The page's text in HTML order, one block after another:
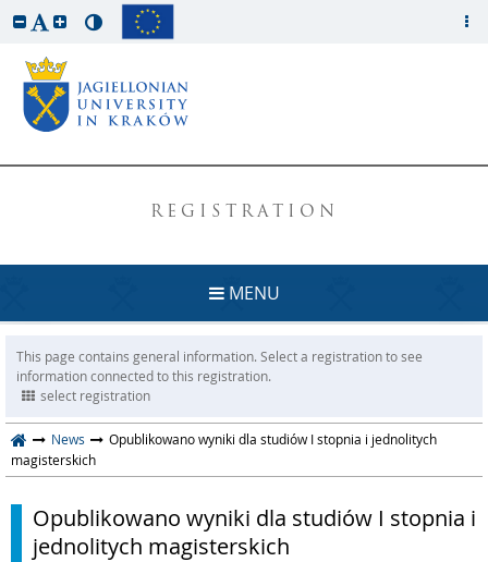
REGISTRATION
MENU
This page contains general information. Select a registration to see
information connected to this registration.
select registration
News
Opublikowano wyniki dla studiów I stopnia i jednolitych
magisterskich
Opublikowano wyniki dla studiów I stopnia i
jednolitych magisterskich